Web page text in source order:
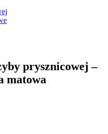
prysznicowej –
matowa